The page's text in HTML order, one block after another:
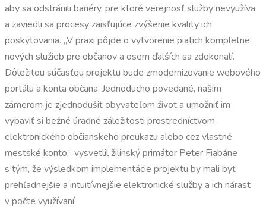
aby sa odstránili bariéry, pre ktoré verejnosť služby nevyužíva
a zaviedli sa procesy zaisťujúce zvýšenie kvality ich
poskytovania. „V praxi pôjde o vytvorenie piatich kompletne
nových služieb pre občanov a osem ďalších sa zdokonalí.
Dôležitou súčasťou projektu bude zmodernizovanie webového
portálu a konta občana. Jednoducho povedané, našim
zámerom je zjednodušiť obyvateľom život a umožniť im
vybaviť si bežné úradné záležitosti prostredníctvom
elektronického občianskeho preukazu alebo cez vlastné
mestské konto,“ vysvetlil žilinský primátor Peter Fiabáne
s tým, že výsledkom implementácie projektu by mali byť
prehľadnejšie a intuitívnejšie elektronické služby a ich nárast
v počte využívaní.